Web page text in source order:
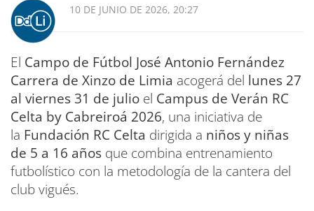
10 DE JUNIO DE 2026, 20:27
El Campo de Fútbol José Antonio Fernández
Carrera de Xinzo de Limia acogerá del lunes 27
al viernes 31 de julio el Campus de Verán RC
Celta by Cabreiroá 2026, una iniciativa de
la Fundación RC Celta dirigida a niños y niñas
de 5 a 16 años que combina entrenamiento
futbolístico con la metodología de la cantera del
club vigués.